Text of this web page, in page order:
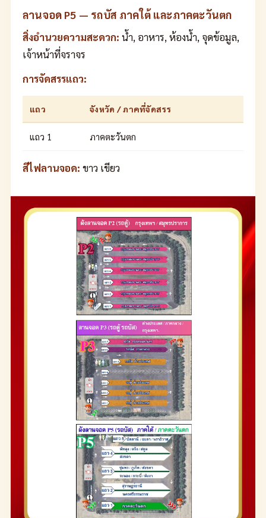
ลานจอด P5 — รถบัส ภาคใต้ และภาคตะวันตก
สิ่งอำนวยความสะดวก: น้ำ, อาหาร, ห้องน้ำ, จุดข้อมูล,
เจ้าหน้าที่จราจร
การจัดสรรแถว:
แถว จังหวัด / ภาคที่จัดสรร
แถว 1 ภาคตะวันตก
สีไฟลานจอด: ขาว เขียว